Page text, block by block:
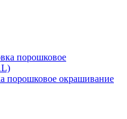
порошковое окрашивание